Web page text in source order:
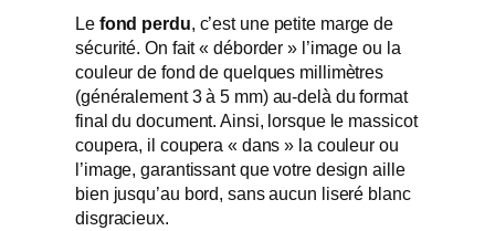
Le fond perdu, c’est une petite marge de
sécurité. On fait « déborder » l’image ou la
couleur de fond de quelques millimètres
(généralement 3 à 5 mm) au-delà du format
final du document. Ainsi, lorsque le massicot
coupera, il coupera « dans » la couleur ou
l’image, garantissant que votre design aille
bien jusqu’au bord, sans aucun liseré blanc
disgracieux.